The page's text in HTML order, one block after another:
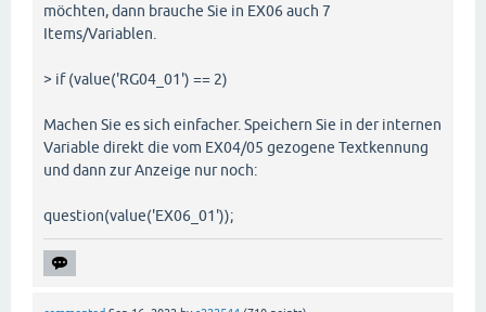
möchten, dann brauche Sie in EX06 auch 7
Items/Variablen.
> if (value('RG04_01') == 2)
Machen Sie es sich einfacher. Speichern Sie in der internen
Variable direkt die vom EX04/05 gezogene Textkennung
und dann zur Anzeige nur noch:
question(value('EX06_01'));